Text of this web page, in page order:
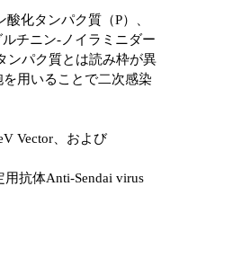
化タンパク質（P）、
チニン-ノイラミニダー
ンパク質とは読み枠が異
用いることで二次感染
Vector、および
用抗体Anti-Sendai virus